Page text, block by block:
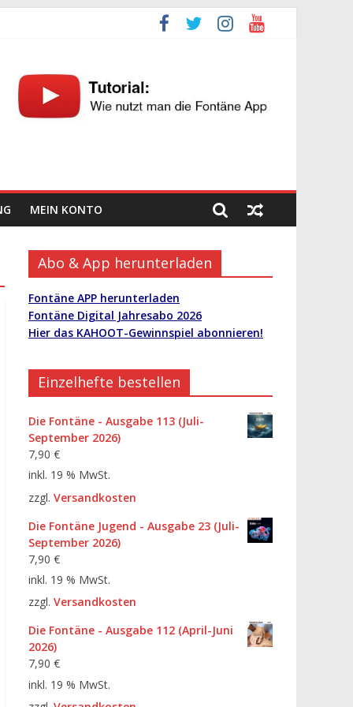
MEIN KONTO
Abo & App herunterladen
Fontäne APP herunterladen
Fontäne Digital Jahresabo 2026
Hier das KAHOOT-Gewinnspiel abonnieren!
Einzelhefte bestellen
Die Fontäne - Ausgabe 113 (Juli-
September 2026)
7,90 €
inkl. 19 % MwSt.
zzgl. Versandkosten
Die Fontäne Jugend - Ausgabe 23 (Juli-
September 2026)
7,90 €
inkl. 19 % MwSt.
zzgl. Versandkosten
Die Fontäne - Ausgabe 112 (April-Juni
2026)
7,90 €
inkl. 19 % MwSt.